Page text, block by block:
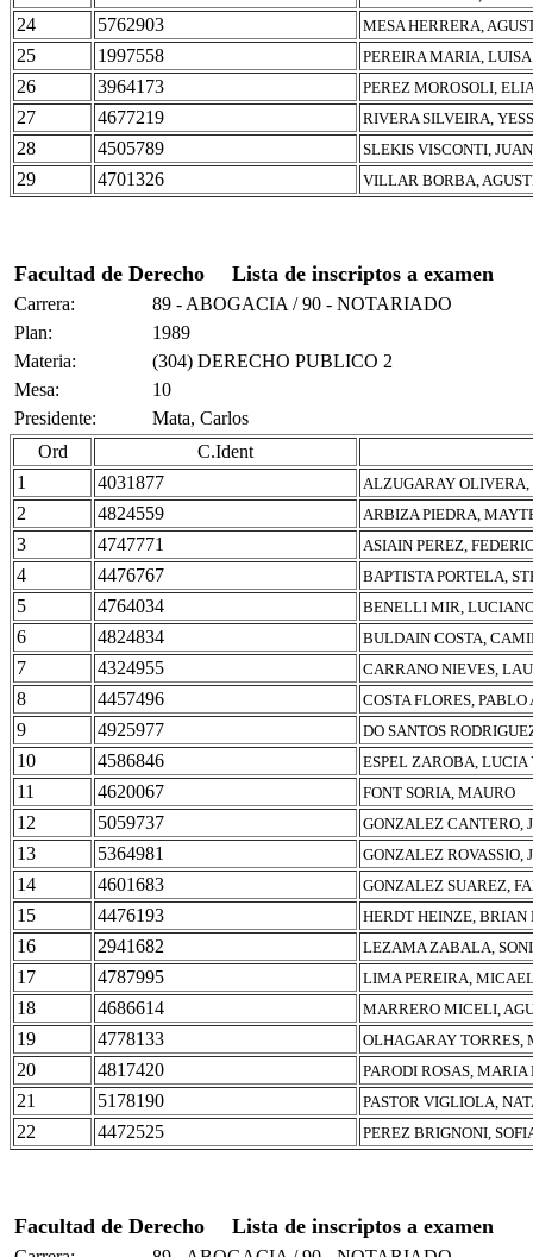
24 5762903 MESA HERRERA,
25 1997558 PEREIRA MARIA, LUISA
26 3964173 PEREZ MOROSOLI,
27 4677219 RIVERA SILVEIRA,
28 4505789 SLEKIS VISCONTI,
29 4701326 VILLAR BORBA,
Facultad de Derecho Lista de inscriptos a examen
Carrera:
89 - ABOGACIA / 90 - NOTARIADO
Plan:
1989
Materia:
(304) DERECHO PUBLICO 2
Mesa:
10
Presidente:
Mata, Carlos
Ord
C.Ident
1
4031877 ALZUGARAY
2 4824559 ARBIZA PIEDRA,
3 4747771 ASIAIN PEREZ,
4 4476767 BAPTISTA PORTELA,
5 4764034 BENELLI MIR,
6 4824834 BULDAIN COSTA,
7 4324955 CARRANO NIEVES,
8 4457496 COSTA FLORES, PABLO
9 4925977 DO SANTOS
10 4586846 ESPEL ZAROBA, LUCIA
11 4620067 FONT SORIA, MAURO
12 5059737 GONZALEZ CANTERO,
13 5364981 GONZALEZ ROVASSIO,
14 4601683 GONZALEZ SUAREZ,
15 4476193 HERDT HEINZE, BRIAN
16 2941682 LEZAMA ZABALA,
17 4787995 LIMA PEREIRA,
18 4686614 MARRERO MICELI,
19 4778133 OLHAGARAY TORRES,
20 4817420 PARODI ROSAS,
21 5178190 PASTOR VIGLIOLA,
22 4472525 PEREZ BRIGNONI,
Facultad de Derecho Lista de inscriptos a examen